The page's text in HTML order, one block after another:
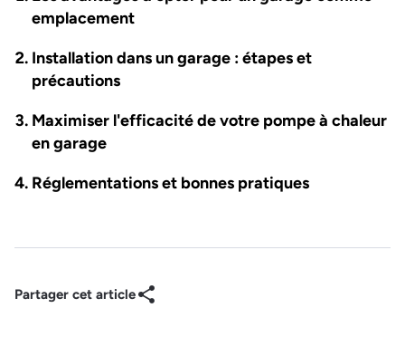
emplacement
Installation dans un garage : étapes et
précautions
Maximiser l'efficacité de votre pompe à chaleur
en garage
Réglementations et bonnes pratiques
Partager cet article